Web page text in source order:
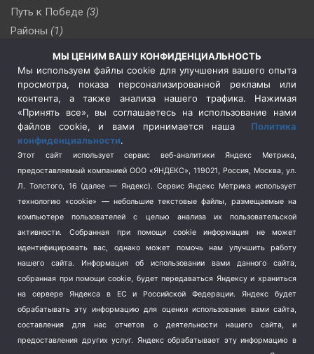
Путь к Победе (3)
Районы (1)
Сельское хозяйство (3)
Социальная политика
(3)
Спецоперация в Украине
Спецоперация на Украине
(404)
Спорт (740)
Терроризм (1)
Транспорт (262)
Туризм (178)
Флот (76)
Школа и спорт (2)
Экология (8)
Экономика (1172)
МЫ ЦЕНИМ ВАШУ КОНФИДЕНЦИАЛЬНОСТЬ
Мы используем файлы cookie для улучшения вашего опыта
просмотра, показа персонализированной рекламы или
контента, а также анализа нашего трафика. Нажимая
«Принять все», вы соглашаетесь на использование нами
файлов cookie, и вами принимается наша Политика
конфиденциальности.
Этот сайт использует сервис веб-аналитики Яндекс Метрика,
предоставляемый компанией ООО «ЯНДЕКС», 119021, Россия, Москва, ул.
Л. Толстого, 16 (далее — Яндекс). Сервис Яндекс Метрика использует
технологию «cookie» — небольшие текстовые файлы, размещаемые на
компьютере пользователей с целью анализа их пользовательской
активности.
Собранная при помощи cookie информация не может
идентифицировать вас, однако может помочь нам улучшить работу
нашего сайта. Информация об использовании вами данного сайта,
собранная при помощи cookie, будет передаваться Яндексу и храниться
на сервере Яндекса в ЕС и Российской Федерации. Яндекс будет
обрабатывать эту информацию для оценки использования вами сайта,
составления для нас отчетов о деятельности нашего сайта, и
предоставления других услуг. Яндекс обрабатывает эту информацию в